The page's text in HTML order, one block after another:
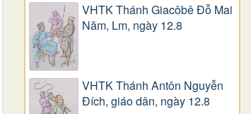
VHTK Thánh Giacôbê Ðỗ Mai
Năm, Lm, ngày 12.8
VHTK Thánh Antôn Nguyễn
Ðích, giáo dân, ngày 12.8